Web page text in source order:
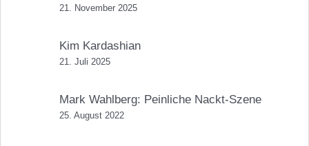
21. November 2025
Kim Kardashian
21. Juli 2025
Mark Wahlberg: Peinliche Nackt-Szene
25. August 2022